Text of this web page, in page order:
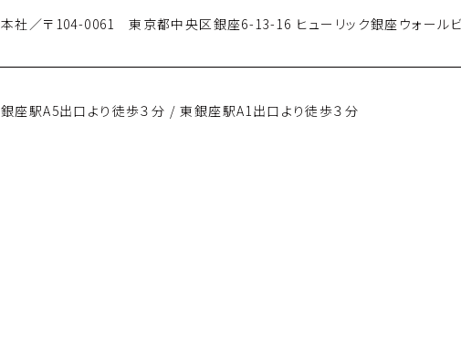
本社／〒104-0061 東京都中央区銀座6-13-16 ヒューリック銀座ウォール
銀座駅A5出口より徒歩３分 / 東銀座駅A1出口より徒歩３分